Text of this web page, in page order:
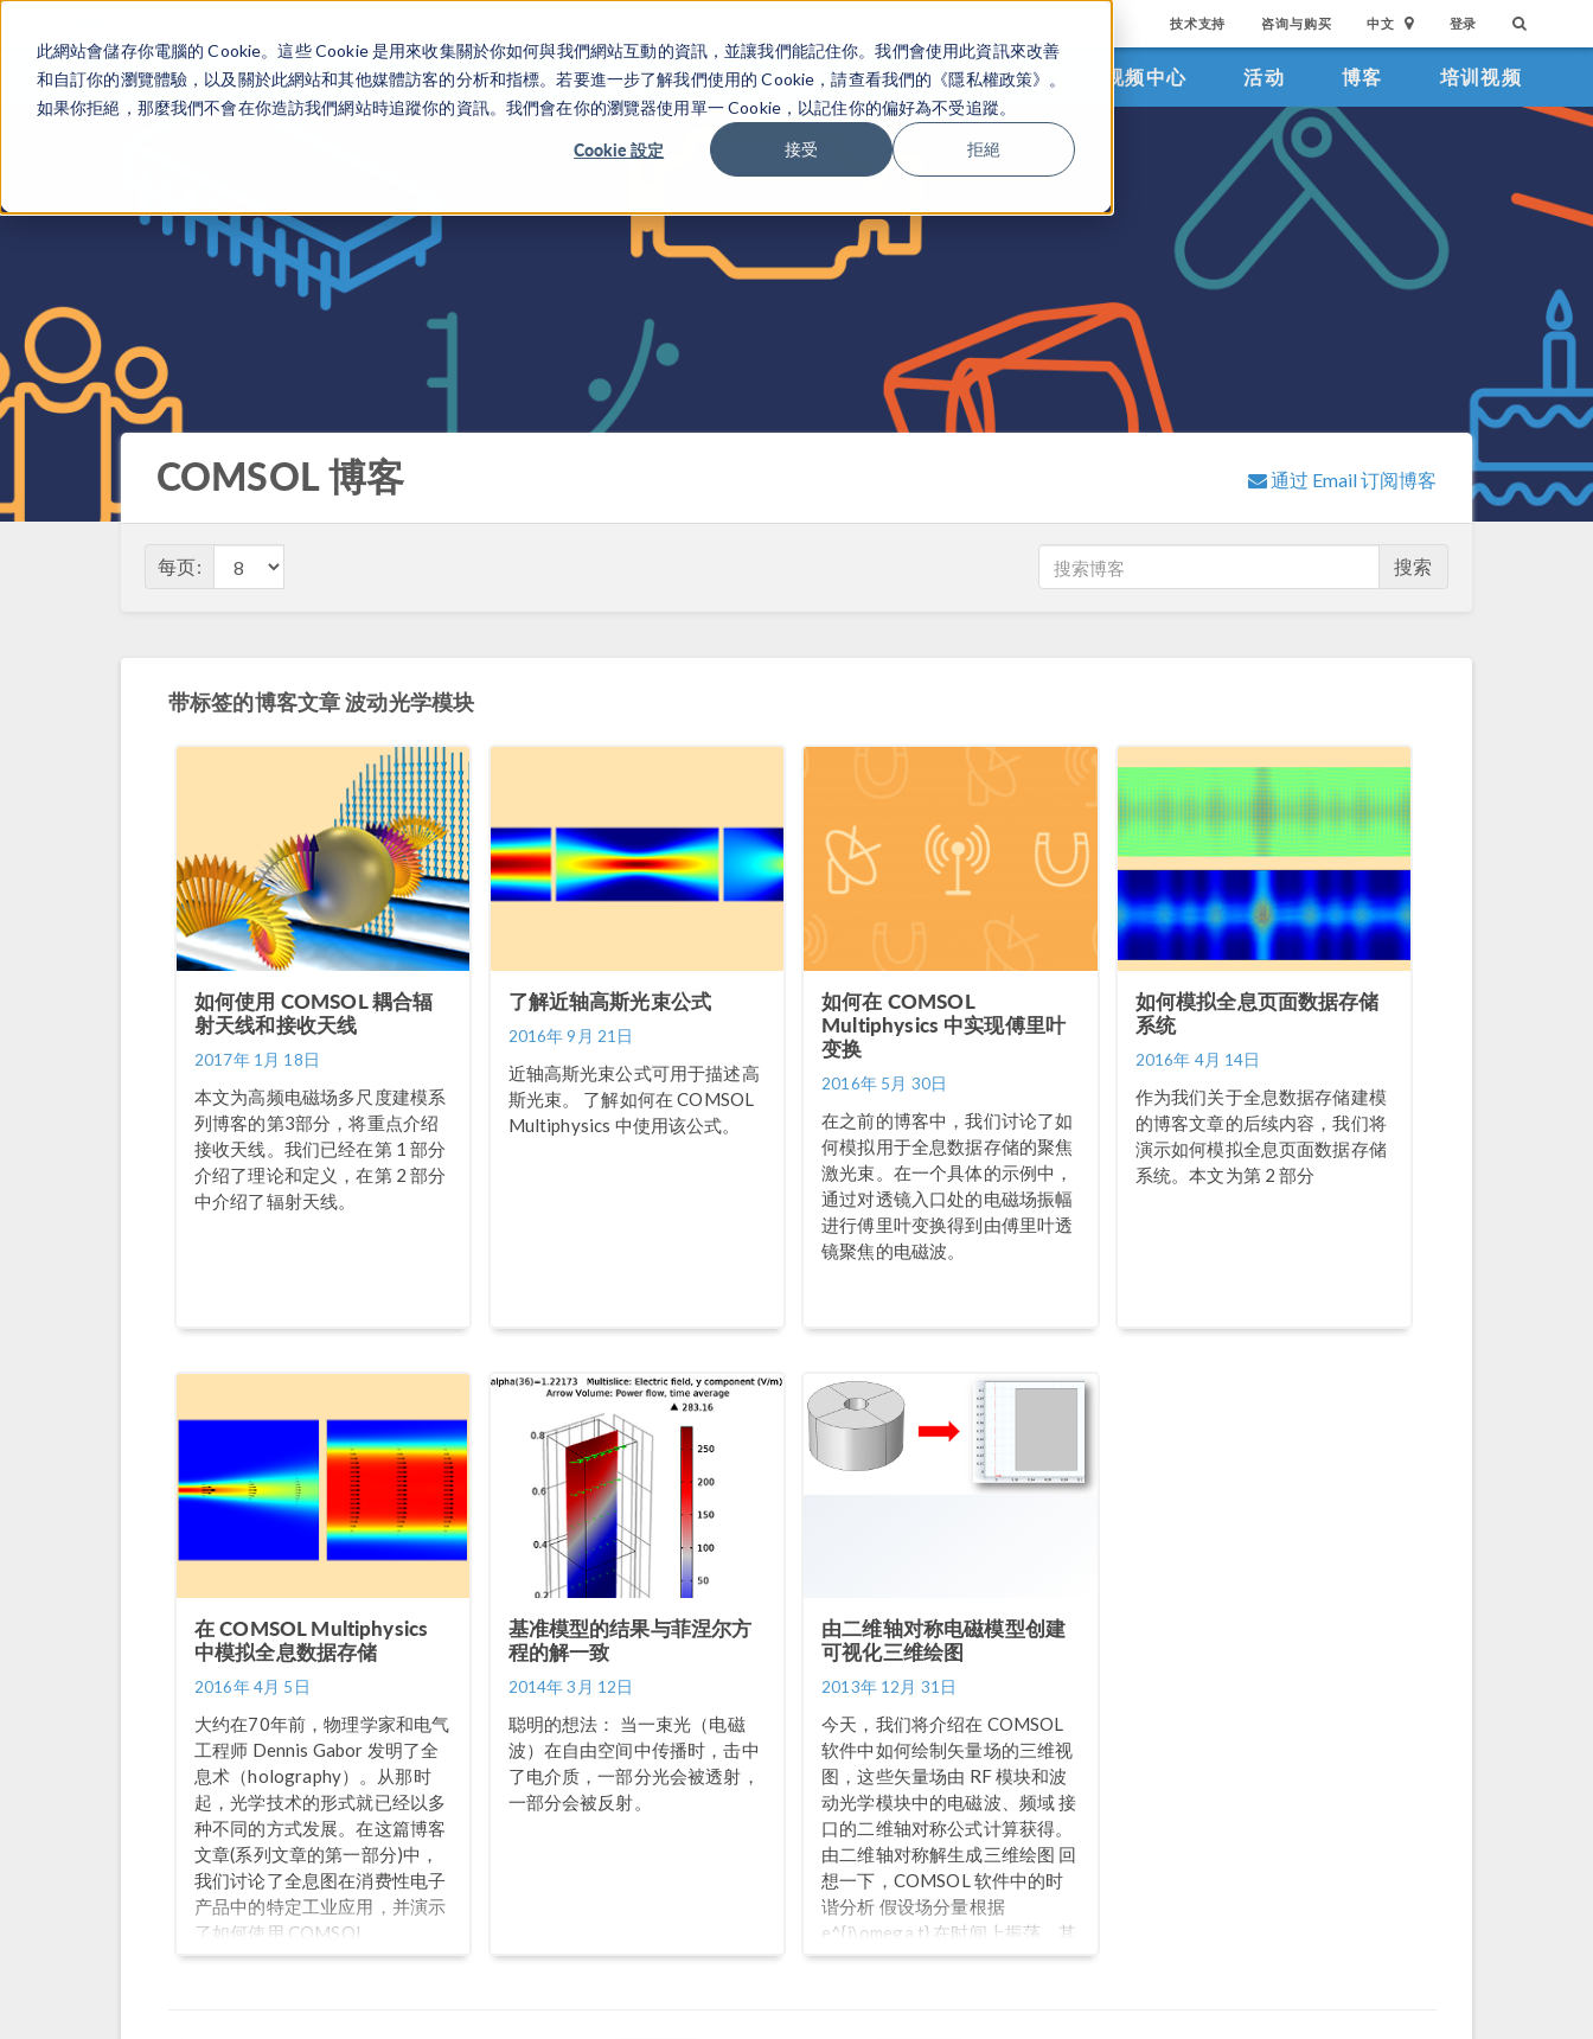
此網站會儲存你電腦的 Cookie。這些 Cookie 是用來收集關於你如何與我們網站互動的資訊，並讓我們能記住你。我們會使用此資訊來改善
和自訂你的瀏覽體驗，以及關於此網站和其他媒體訪客的分析和指標。若要進一步了解我們使用的 Cookie，請查看我們的《隱私權政策》。
如果你拒絕，那麼我們不會在你造訪我們網站時追蹤你的資訊。我們會在你的瀏覽器使用單一 Cookie，以記住你的偏好為不受追蹤。
Cookie 設定 接受 拒絕
技术支持 咨询与购买 中文 登录
产品 行业应用 视频中心 活动 博客 培训视频
COMSOL 博客 通过 Email 订阅博客
每页: 搜索
带标签的博客文章 波动光学模块
如何使用 COMSOL 耦合辐
射天线和接收天线
2017年 1月 18日
本文为高频电磁场多尺度建模系
列博客的第3部分，将重点介绍
接收天线。我们已经在第 1 部分
介绍了理论和定义，在第 2 部分
中介绍了辐射天线。
了解近轴高斯光束公式
2016年 9月 21日
近轴高斯光束公式可用于描述高
斯光束。 了解如何在 COMSOL
Multiphysics 中使用该公式。
如何在 COMSOL
Multiphysics 中实现傅里叶
变换
2016年 5月 30日
在之前的博客中，我们讨论了如
何模拟用于全息数据存储的聚焦
激光束。在一个具体的示例中，
通过对透镜入口处的电磁场振幅
进行傅里叶变换得到由傅里叶透
镜聚焦的电磁波。
如何模拟全息页面数据存储
系统
2016年 4月 14日
作为我们关于全息数据存储建模
的博客文章的后续内容，我们将
演示如何模拟全息页面数据存储
系统。本文为第 2 部分
在 COMSOL Multiphysics
中模拟全息数据存储
2016年 4月 5日
大约在70年前，物理学家和电气
工程师 Dennis Gabor 发明了全
息术（holography）。从那时
起，光学技术的形式就已经以多
种不同的方式发展。在这篇博客
文章(系列文章的第一部分)中，
我们讨论了全息图在消费性电子
产品中的特定工业应用，并演示
了如何使用 COMSOL
Multiphysics 在广泛的光学和数
基准模型的结果与菲涅尔方
程的解一致
2014年 3月 12日
聪明的想法： 当一束光（电磁
波）在自由空间中传播时，击中
了电介质，一部分光会被透射，
一部分会被反射。
由二维轴对称电磁模型创建
可视化三维绘图
2013年 12月 31日
今天，我们将介绍在 COMSOL
软件中如何绘制矢量场的三维视
图，这些矢量场由 RF 模块和波
动光学模块中的电磁波、频域 接
口的二维轴对称公式计算获得。
由二维轴对称解生成三维绘图 回
想一下，COMSOL 软件中的时
谐分析 假设场分量根据
e^{j\omega t} 在时间上振荡，其
中 \omega 是角频率。在二维轴